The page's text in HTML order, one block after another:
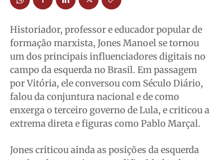
Segurança
Saúde
Economia
Cultura
Colunas
Caetano Roque
Segurança
Saúde
Economia
Cultura
Colunas
Caetano Roque
Segurança
Saúde
Economia
Cultura
Colunas
Caetano Roque
Segurança
Saúde
Economia
Cultura
Colunas
Caetano Roque
Historiador, professor e educador popular de
formação marxista, Jones Manoel se tornou
um dos principais influenciadores digitais no
campo da esquerda no Brasil. Em passagem
por Vitória, ele conversou com Século Diário,
falou da conjuntura nacional e de como
enxerga o terceiro governo de Lula, e criticou a
extrema direta e figuras como Pablo Marçal.
Jones criticou ainda as posições da esquerda